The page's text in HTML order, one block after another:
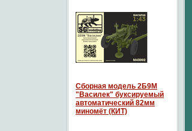
Сборная модель 2Б9М
"Василек" буксируемый
автоматический 82мм
миномёт (КИТ)